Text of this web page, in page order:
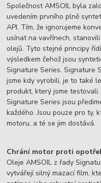
Společnost AMSOIL byla
uvedením prvního plně
API. Tím, že ignorujeme
usínat na vavřínech,
olejů. Tyto stejné principy
výsledkem čehož jsou
Signature Series. Signature
jsme kdy vyrobili, je to také
produkt, který jsme
Signature Series jsou
každého. Jsou pouze pro ty,
motoru, a té se jim dostává.
Chrání motor proti
Oleje AMSOIL z řady
vytvářejí silný mazací film,